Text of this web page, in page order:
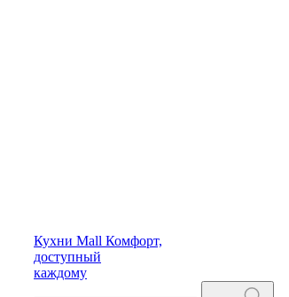
Кухни Mall Комфорт,
доступный
каждому